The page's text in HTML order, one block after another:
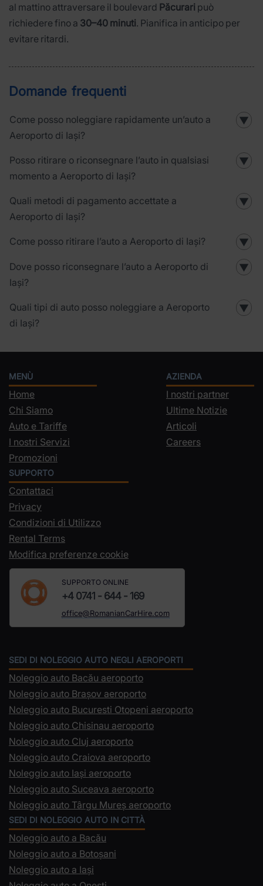
al mattino attraversare il boulevard Păcurari può
richiedere fino a 30–40 minuti. Pianifica in anticipo per
evitare ritardi.
Domande frequenti
Come posso noleggiare rapidamente un’auto a
Aeroporto di Iași?
▼
Posso ritirare o riconsegnare l’auto in qualsiasi
momento a Aeroporto di Iași?
▼
Quali metodi di pagamento accettate a
Aeroporto di Iași?
▼
Come posso ritirare l’auto a Aeroporto di Iași? ▼
Dove posso riconsegnare l’auto a Aeroporto di
Iași?
▼
Quali tipi di auto posso noleggiare a Aeroporto
di Iași?
▼
MENÙ
Home
Chi Siamo
Auto e Tariffe
I nostri Servizi
Promozioni
AZIENDA
I nostri partner
Ultime Notizie
Articoli
Careers
SUPPORTO
Contattaci
Privacy
Condizioni di Utilizzo
Rental Terms
Modifica preferenze cookie
SUPPORTO ONLINE
+4 0741 - 644 - 169
office@RomanianCarHire.com
SEDI DI NOLEGGIO AUTO NEGLI AEROPORTI
Noleggio auto Bacău aeroporto
Noleggio auto Brașov aeroporto
Noleggio auto Bucuresti Otopeni aeroporto
Noleggio auto Chisinau aeroporto
Noleggio auto Cluj aeroporto
Noleggio auto Craiova aeroporto
Noleggio auto Iași aeroporto
Noleggio auto Suceava aeroporto
Noleggio auto Târgu Mureș aeroporto
SEDI DI NOLEGGIO AUTO IN CITTÀ
Noleggio auto a Bacău
Noleggio auto a Botoșani
Noleggio auto a Iași